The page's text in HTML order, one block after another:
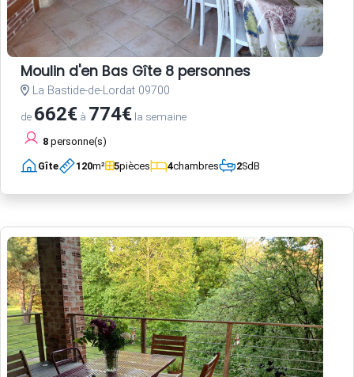
Moulin d'en Bas Gîte 8 personnes
La Bastide-de-Lordat 09700
de 662€ à 774€ la semaine
8 personne(s)
Gîte 120m² 5pièces 4chambres 2SdB